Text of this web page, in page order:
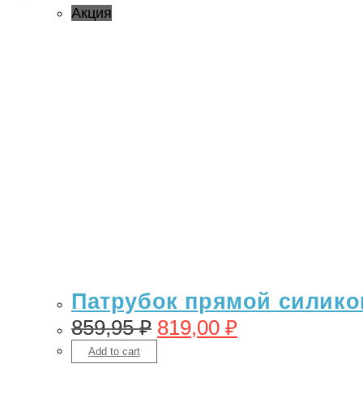
Акция
Патрубок прямой
859,95₽ 819,00 ₽
Add to cart